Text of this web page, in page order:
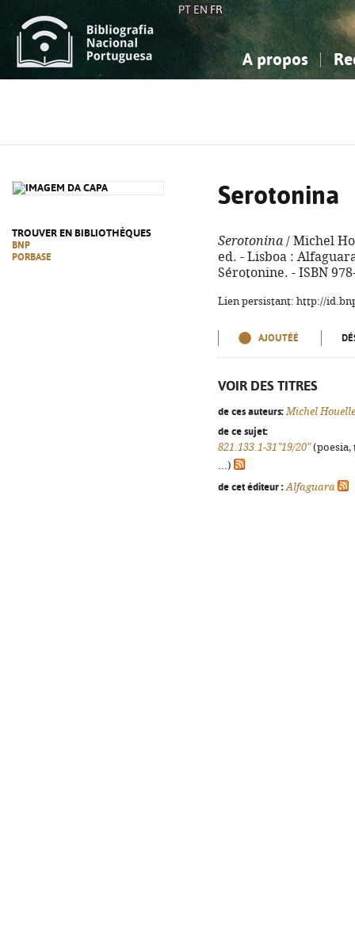
PT EN FR
A propos
TROUVER EN BIBLIOTHÈQUES
BNP
PORBASE
Serotonina
Serotonina / Michel
ed. - Lisboa :
Sérotonine. - ISBN
Lien persistant: http://
AJOUTÉÉ
VOIR DES TITRES
de ces auteurs: Michel
de ce sujet:
821.133.1-31"19/20"(poesia,
...)
de cet éditeur : Alfaguara